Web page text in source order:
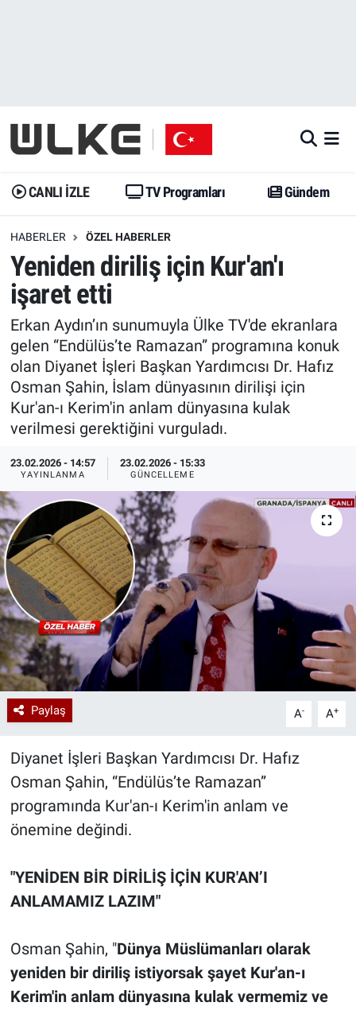
CANLI İZLE TV Programları Gündem
HABERLER ÖZEL HABERLER
Yeniden diriliş için Kur'an'ı
işaret etti
Erkan Aydın’ın sunumuyla Ülke TV'de ekranlara
gelen “Endülüs’te Ramazan” programına konuk
olan Diyanet İşleri Başkan Yardımcısı Dr. Hafız
Osman Şahin, İslam dünyasının dirilişi için
Kur'an-ı Kerim'in anlam dünyasına kulak
verilmesi gerektiğini vurguladı.
23.02.2026 - 14:57
YAYINLANMA
23.02.2026 - 15:33
GÜNCELLEME
Paylaş A- A+
Diyanet İşleri Başkan Yardımcısı Dr. Hafız
Osman Şahin, “Endülüs’te Ramazan”
programında Kur'an-ı Kerim'in anlam ve
önemine değindi.
"YENİDEN BİR DİRİLİŞ İÇİN KUR'AN’I
ANLAMAMIZ LAZIM"
Osman Şahin, "Dünya Müslümanları olarak
yeniden bir diriliş istiyorsak şayet Kur'an-ı
Kerim'in anlam dünyasına kulak vermemiz ve
Gündem
Dünya
Erişim Bilgileri
Ekonomi
Trend
Özel Haberler
Yazarlar
Gündem
Trend
Erişim Bilgileri
Spor
Ekonomi
Dünya
Medya
Özel Haberler
Kadın
Erişim Bilgileri
Sağlık
Teknoloji
Ramazan
İstanbul Namaz Vakitleri
Trafik Durumu
Erişim Bilgileri
Tüm Manşetler
Son Dakika Haberleri
Haber Arşivi